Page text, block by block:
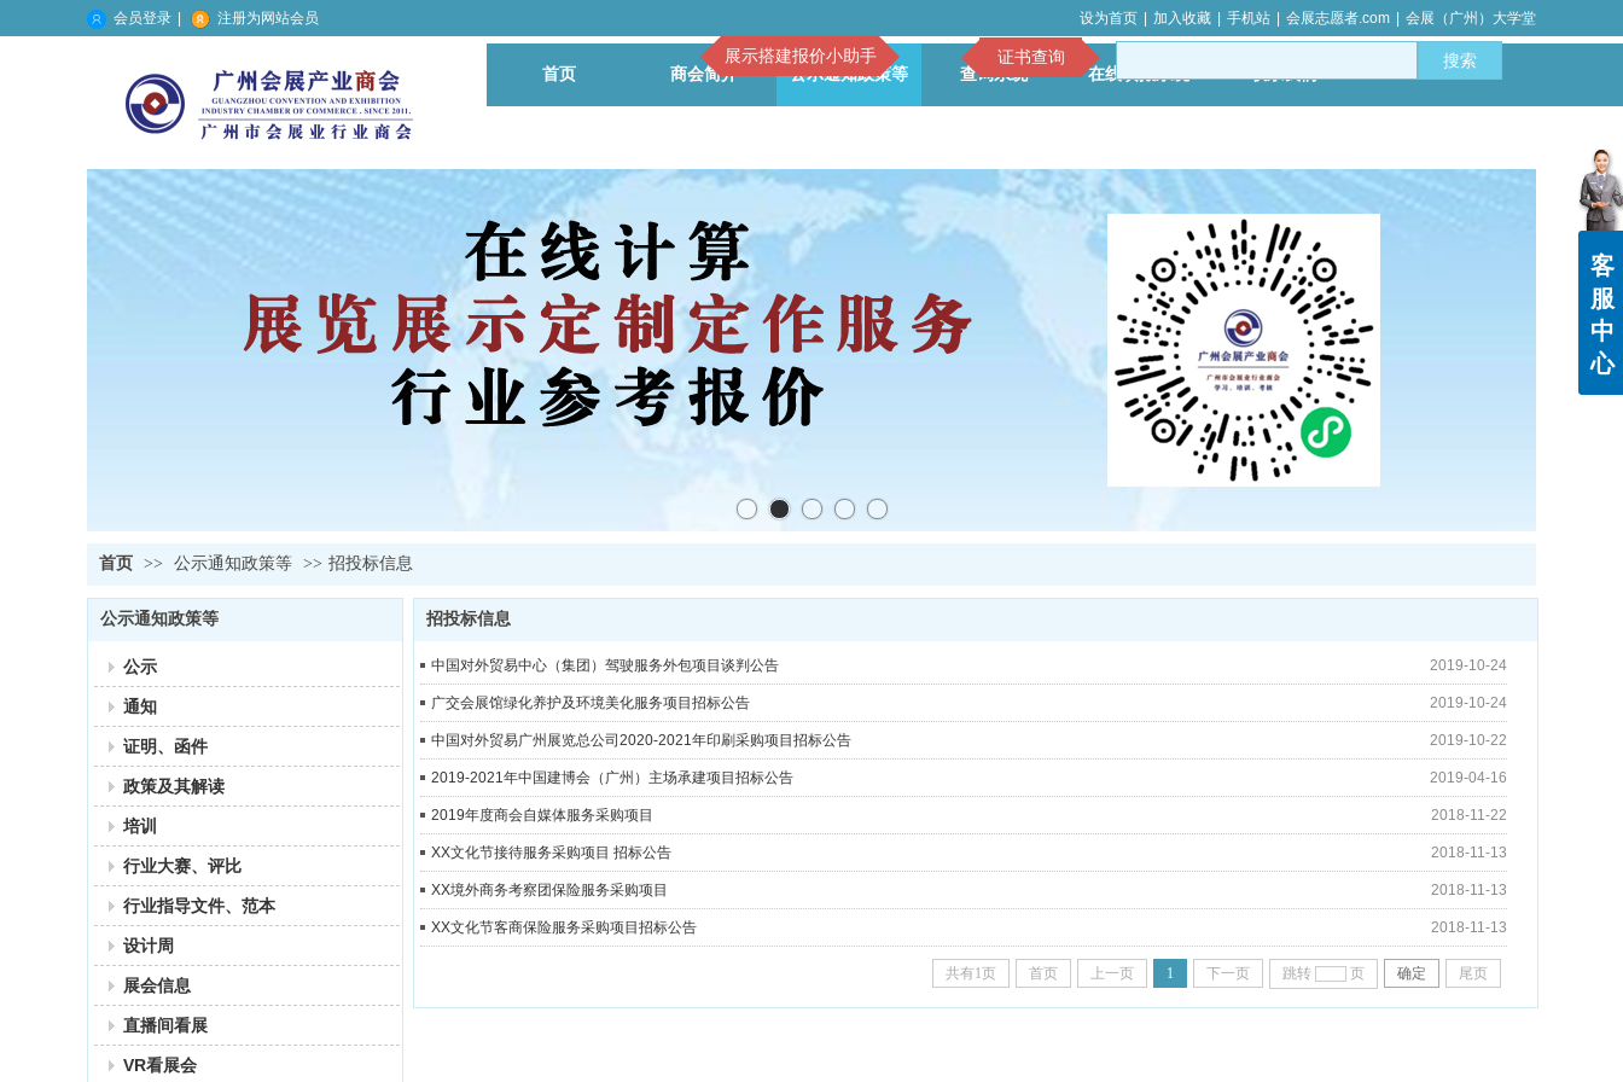
证书查询
展示搭建报价小助手 搜索
首页 商会简介 公示通知政策等 查询系统 在线填报系统 联系我们
会员登录 注册为网站会员 设为首页 加入收藏 手机站 会展志愿者.com 会展（广州）大学堂
首页 >> 公示通知政策等 >> 招投标信息
公示通知政策等
公示
通知
证明、函件
政策及其解读
培训
行业大赛、评比
行业指导文件、范本
设计周
展会信息
直播间看展
VR看展会
招投标信息
中国对外贸易中心（集团）驾驶服务外包项目谈判公告 2019-10-24
广交会展馆绿化养护及环境美化服务项目招标公告 2019-10-24
中国对外贸易广州展览总公司2020-2021年印刷采购项目招标公告 2019-10-22
2019-2021年中国建博会（广州）主场承建项目招标公告 2019-04-16
2019年度商会自媒体服务采购项目 2018-11-22
XX文化节接待服务采购项目 招标公告 2018-11-13
XX境外商务考察团保险服务采购项目 2018-11-13
XX文化节客商保险服务采购项目招标公告 2018-11-13
共有1页 首页 上一页 1 下一页 跳转 页 确定 尾页
客
服
中
心